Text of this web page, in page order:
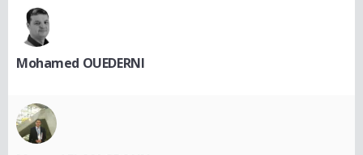
Mohamed OUEDERNI